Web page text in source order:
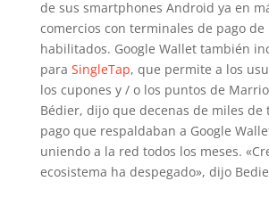
de sus smartphones Android ya en
comercios con terminales de pago de
habilitados. Google Wallet también
para SingleTap, que permite a los
los cupones y / o los puntos de
Bédier, dijo que decenas de miles de
pago que respaldaban a Google
uniendo a la red todos los meses.
ecosistema ha despegado», dijo